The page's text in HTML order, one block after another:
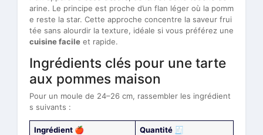
arine. Le principe est proche d’un flan léger où la pomm
e reste la star. Cette approche concentre la saveur frui
tée sans alourdir la texture, idéale si vous préférez une
cuisine facile et rapide.
Ingrédients clés pour une tarte
aux pommes maison
Pour un moule de 24–26 cm, rassembler les ingrédient
s suivants :
Ingrédient 🍎 Quantité 🧾